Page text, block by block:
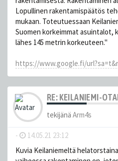
Lopullinen rakentamispäätös
mukaan. Toteutuessaan
Suomen korkeimmat asuintalot,
lähes 145 metrin korkeuteen."
https://www.google.fi/
RE: KEILANIEMI-
tekijänä Arm4s
- 14.05.21 23:12
Kuvia Keilaniemeltä